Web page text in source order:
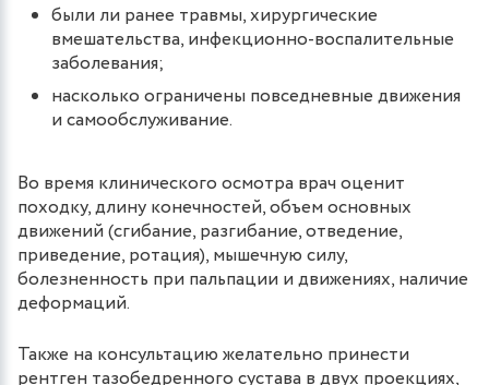
были ли ранее травмы, хирургические
вмешательства, инфекционно-воспалительные
заболевания;
насколько ограничены повседневные движения
и самообслуживание.
Во время клинического осмотра врач оценит
походку, длину конечностей, объем основных
движений (сгибание, разгибание, отведение,
приведение, ротация), мышечную силу,
болезненность при пальпации и движениях, наличие
деформаций.
Также на консультацию желательно принести
рентген тазобедренного сустава в двух проекциях,